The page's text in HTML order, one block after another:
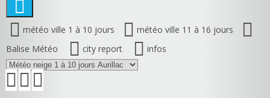
météo ville 1 à 10 jours
météo ville 11 à 16 jours
Balise Météo
city report infos